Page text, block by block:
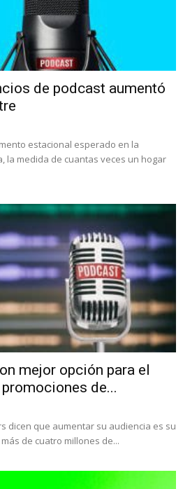
de podcast aumentó
estacional esperado en la
la medida de cuantas veces un hogar
mejor opción para el
de...
dicen que aumentar su audiencia es su
de cuatro millones de...